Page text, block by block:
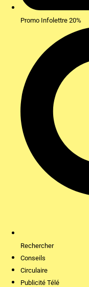
Promo Infolettre 20%
Rechercher
Conseils
Circulaire
Publicité Télé